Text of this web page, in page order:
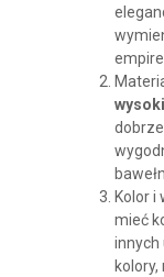
empire.
Kolor i
mieć
innych